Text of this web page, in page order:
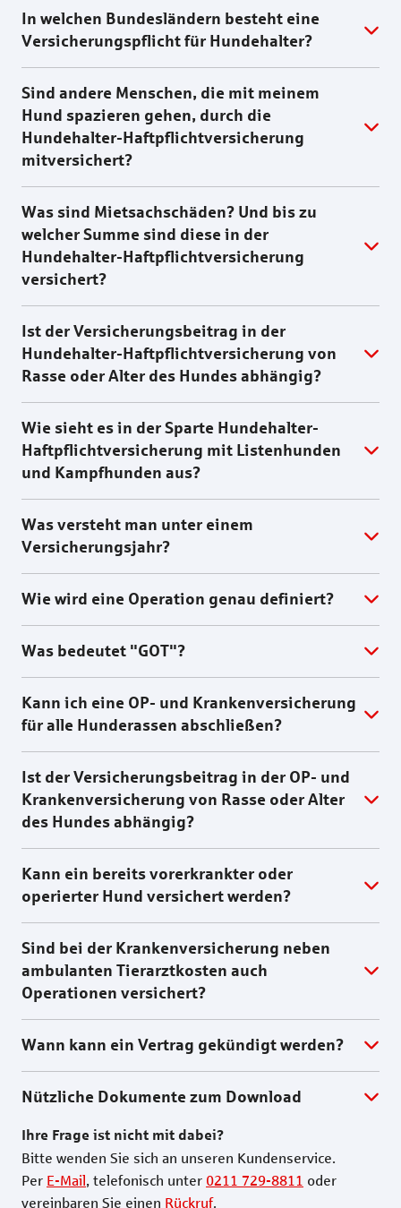
In welchen Bundesländern besteht eine
Versicherungspflicht für Hundehalter?
Sind andere Menschen, die mit meinem
Hund spazieren gehen, durch die
Hundehalter-Haftpflichtversicherung
mitversichert?
Was sind Mietsachschäden? Und bis zu
welcher Summe sind diese in der
Hundehalter-Haftpflichtversicherung
versichert?
Ist der Versicherungsbeitrag in der
Hundehalter-Haftpflichtversicherung von
Rasse oder Alter des Hundes abhängig?
Wie sieht es in der Sparte Hundehalter-
Haftpflichtversicherung mit Listenhunden
und Kampfhunden aus?
Was versteht man unter einem
Versicherungsjahr?
Wie wird eine Operation genau definiert?
Was bedeutet "GOT"?
Kann ich eine OP- und Krankenversicherung
für alle Hunderassen abschließen?
Ist der Versicherungsbeitrag in der OP- und
Krankenversicherung von Rasse oder Alter
des Hundes abhängig?
Kann ein bereits vorerkrankter oder
operierter Hund versichert werden?
Sind bei der Krankenversicherung neben
ambulanten Tierarztkosten auch
Operationen versichert?
Wann kann ein Vertrag gekündigt werden?
Nützliche Dokumente zum Download
Ihre Frage ist nicht mit dabei?
Bitte wenden Sie sich an unseren Kundenservice.
Per E-Mail, telefonisch unter 0211 729-8811 oder
vereinbaren Sie einen Rückruf.